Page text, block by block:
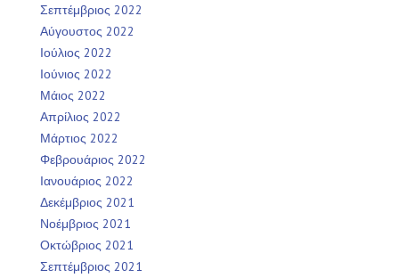
Σεπτέμβριος 2022
Αύγουστος 2022
Ιούλιος 2022
Ιούνιος 2022
Μάιος 2022
Απρίλιος 2022
Μάρτιος 2022
Φεβρουάριος 2022
Ιανουάριος 2022
Δεκέμβριος 2021
Νοέμβριος 2021
Οκτώβριος 2021
Σεπτέμβριος 2021